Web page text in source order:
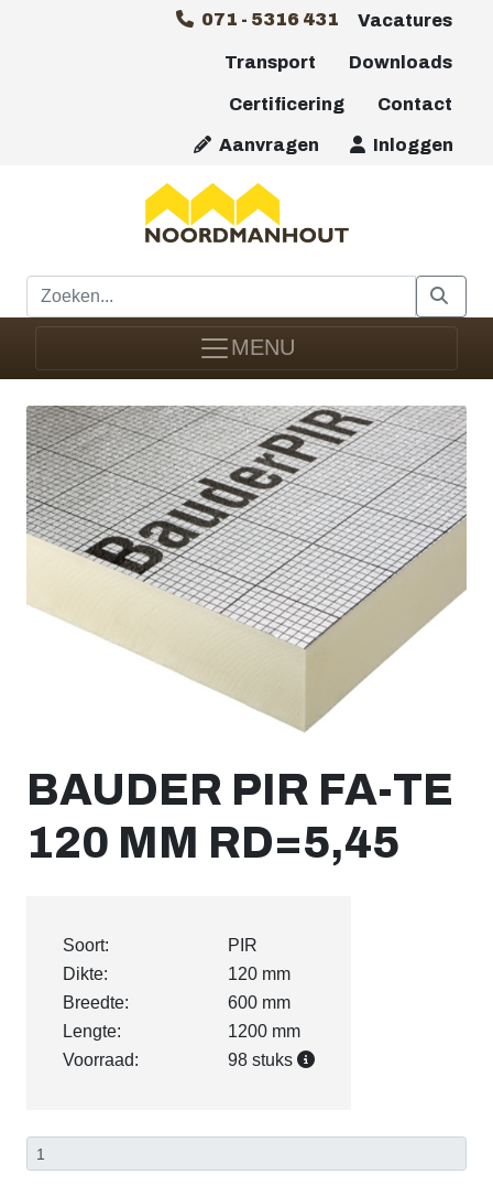
071 - 5316 431 Vacatures
Transport Downloads
Certificering Contact
Aanvragen Inloggen
MENU
BAUDER PIR FA-TE
120 MM RD=5,45
Soort:
PIR
Dikte:
120 mm
Breedte:
600 mm
Lengte:
1200 mm
Voorraad:
98 stuks